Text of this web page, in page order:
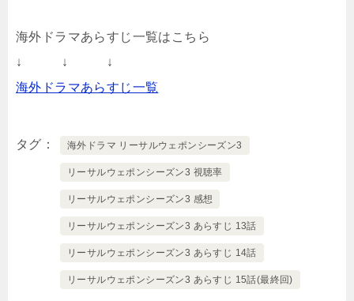
海外ドラマあらすじ一覧はこちら
↓ ↓ ↓
海外ドラマあらすじ一覧
タグ 海外ドラマ リーサルウェポンシーズン3
リーサルウェポンシーズン3 視聴率
リーサルウェポンシーズン3 感想
リーサルウェポンシーズン3 あらすじ 13話
リーサルウェポンシーズン3 あらすじ 14話
リーサルウェポンシーズン3 あらすじ 15話(最終回)